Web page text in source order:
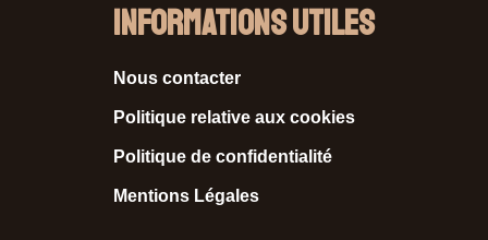
Informations Utiles
Nous contacter
Politique relative aux cookies
Politique de confidentialité
Mentions Légales